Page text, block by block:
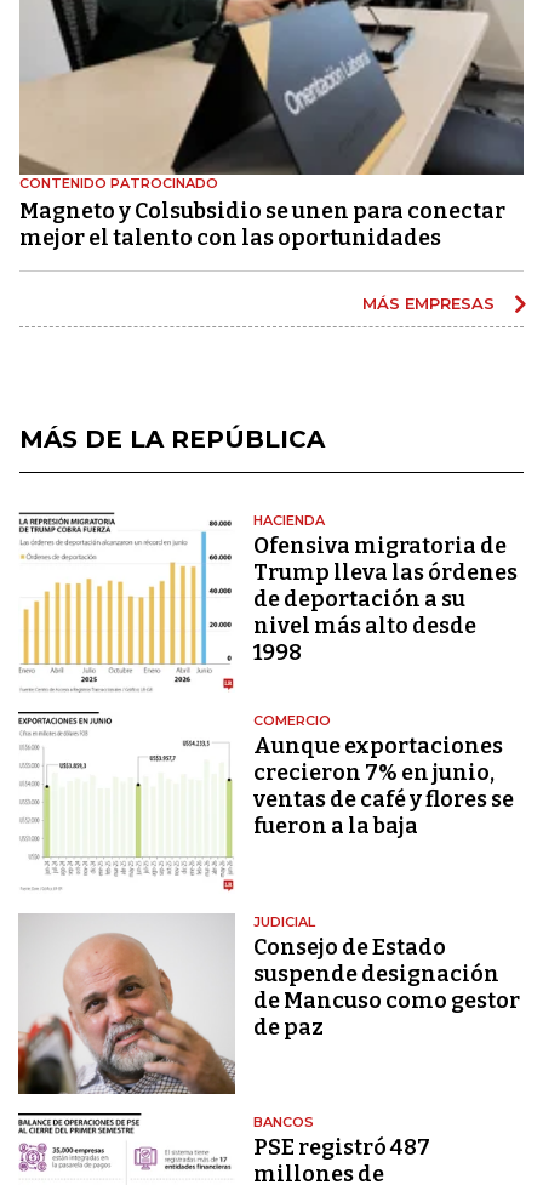
CONTENIDO PATROCINADO
Magneto y Colsubsidio se unen para conectar
mejor el talento con las oportunidades
MÁS EMPRESAS
MÁS DE LA REPÚBLICA
HACIENDA
Ofensiva migratoria de
Trump lleva las órdenes
de deportación a su
nivel más alto desde
1998
COMERCIO
Aunque exportaciones
crecieron 7% en junio,
ventas de café y flores se
fueron a la baja
JUDICIAL
Consejo de Estado
suspende designación
de Mancuso como gestor
de paz
BANCOS
PSE registró 487
millones de